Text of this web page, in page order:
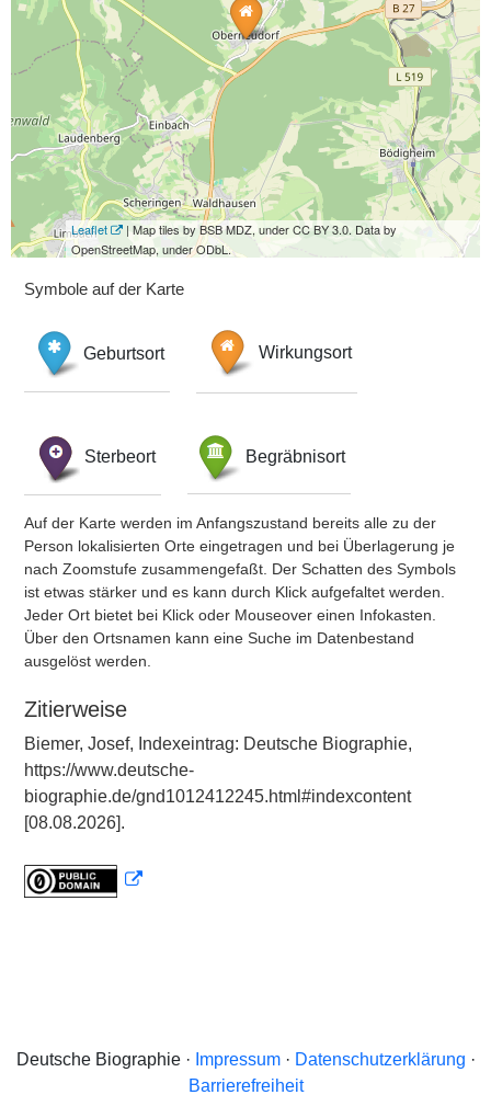
Leaflet
| Map tiles by BSB MDZ, under CC BY 3.0. Data by
OpenStreetMap, under ODbL.
Symbole auf der Karte
Geburtsort Wirkungsort
Sterbeort Begräbnisort
Auf der Karte werden im Anfangszustand bereits alle zu der
Person lokalisierten Orte eingetragen und bei Überlagerung je
nach Zoomstufe zusammengefaßt. Der Schatten des Symbols
ist etwas stärker und es kann durch Klick aufgefaltet werden.
Jeder Ort bietet bei Klick oder Mouseover einen Infokasten.
Über den Ortsnamen kann eine Suche im Datenbestand
ausgelöst werden.
Zitierweise
Biemer, Josef, Indexeintrag: Deutsche Biographie,
https://www.deutsche-
biographie.de/gnd1012412245.html#indexcontent
[08.08.2026].
Deutsche Biographie · Impressum· Datenschutzerklärung ·
Barrierefreiheit